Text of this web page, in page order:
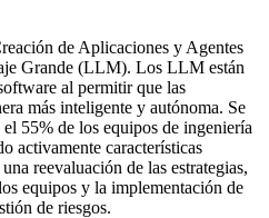
de Aplicaciones y Agentes
Grande (LLM). Los LLM están
al permitir que las
más inteligente y autónoma. Se
55% de los equipos de ingeniería
activamente características
reevaluación de las estrategias,
equipos y la implementación de
de riesgos.